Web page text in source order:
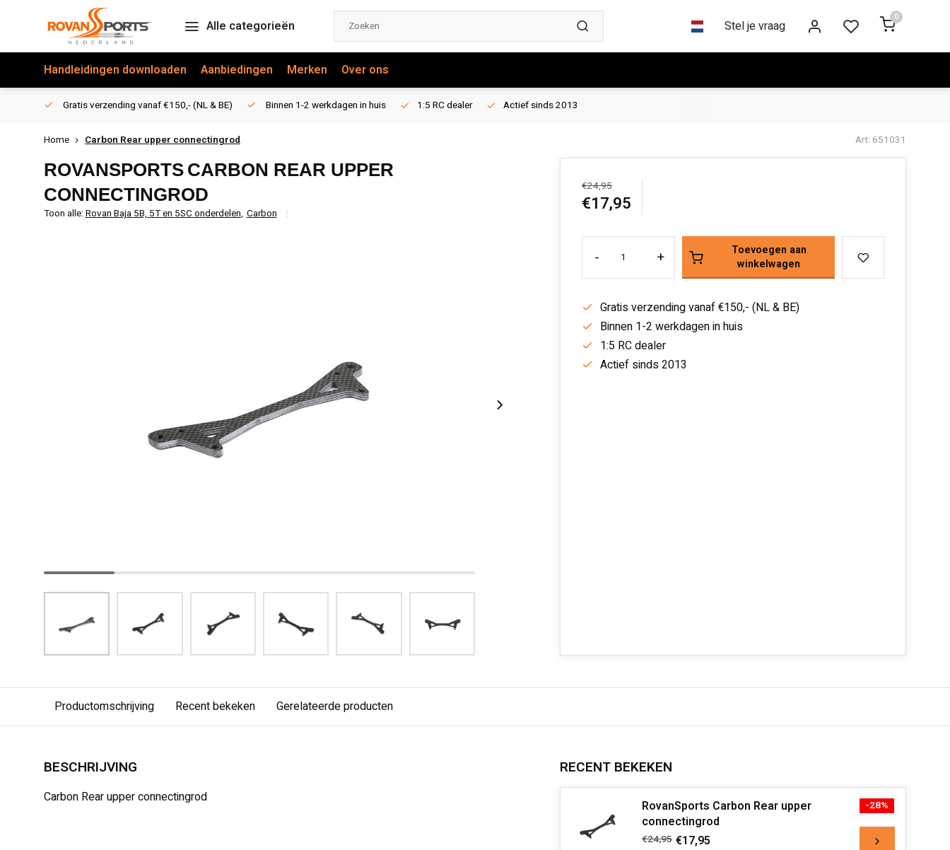
Alle categorieën Stel je vraag
0
Handleidingen downloaden Aanbiedingen Merken Over ons
Gratis verzending vanaf €150,- (NL & BE) Binnen 1-2 werkdagen in huis 1:5 RC dealer Actief sinds 2013
Home Carbon Rear upper connectingrod Art: 651031
ROVANSPORTS CARBON REAR UPPER
CONNECTINGROD
Toon alle:Rovan Baja 5B, 5T en 5SC onderdelen, Carbon
€24,95
€17,95
- +
Toevoegen aan
winkelwagen
Gratis verzending vanaf €150,- (NL & BE)
Binnen 1-2 werkdagen in huis
1:5 RC dealer
Actief sinds 2013
Productomschrijving Recent bekeken Gerelateerde producten
BESCHRIJVING
Carbon Rear upper connectingrod
RECENT BEKEKEN
RovanSports Carbon Rear upper
connectingrod
€24,95 €17,95
-28%